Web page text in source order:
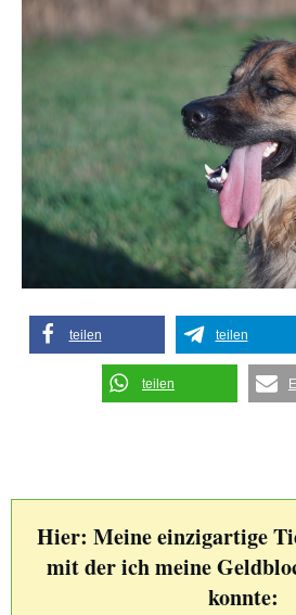
teilen teilen
teilen
Hier: Meine einzigartige
mit der ich meine
konnte: